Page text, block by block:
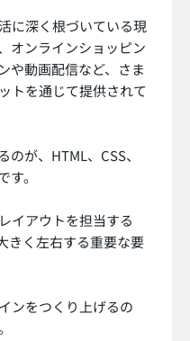
に深く根づいている現
オンラインショッピン
や動画配信など、さま
トを通じて提供されて
が、HTML、CSS、
。
イアウトを担当する
きく左右する重要な要
ンをつくり上げるの